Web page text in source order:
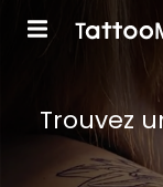
Trouvez